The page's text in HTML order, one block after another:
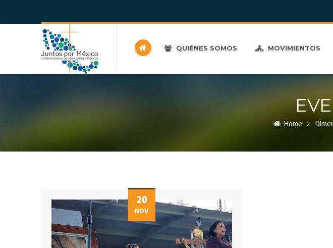
QUIÉNES SOMOS MOVIMIENTOS
Home
20
NOV